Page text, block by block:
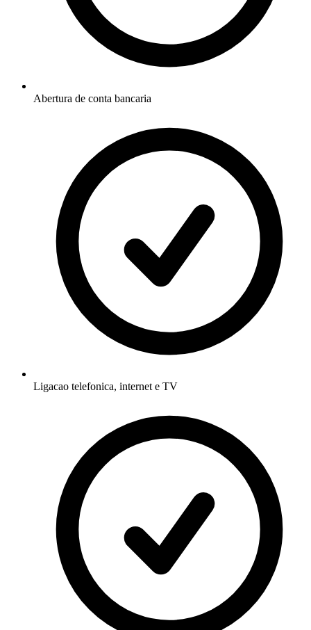
Abertura de conta bancaria
Ligacao telefonica, internet e TV